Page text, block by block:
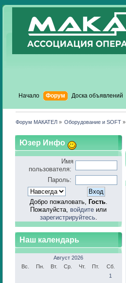
Начало Форум Доска объявлений
Форум МАКАТЕЛ » Оборудование и SOFT »
Юзер Инфо
Имя
пользователя:
Пароль:
Добро пожаловать, Гость.
Пожалуйста, войдите или
зарегистрируйтесь.
Наш календарь
Август 2026
Вс.
Пн. Вт. Ср. Чт. Пт.
Сб.
1